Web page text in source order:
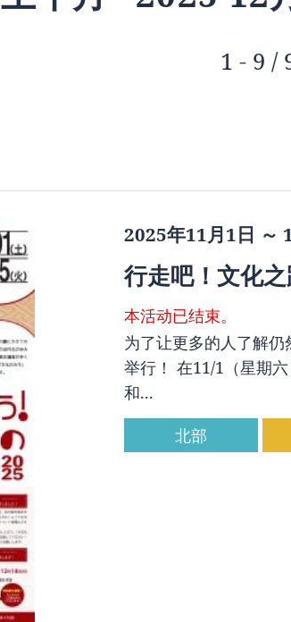
1 - 9 /
2025年11月1日 ～
行走吧！文化
本活动已结束。
为了让更多的人了解仍
举行！ 在11/1（星期
和...
北部